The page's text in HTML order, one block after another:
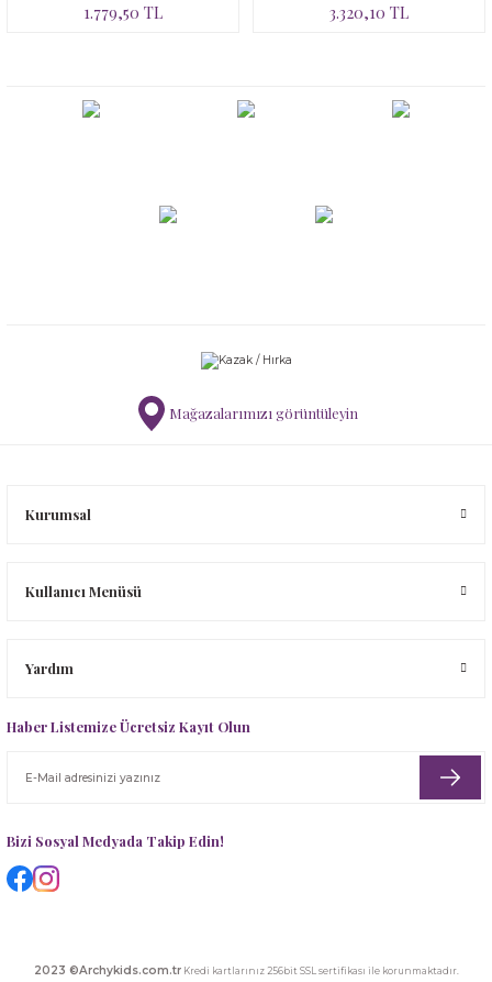
1.779,50 TL 3.320,10 TL
Mağazalarımızı görüntüleyin
Kurumsal
Kullanıcı Menüsü
Yardım
Haber Listemize Ücretsiz Kayıt Olun
Bizi Sosyal Medyada Takip Edin!
2023 ©Archykids.com.trKredi kartlarınız 256bit SSL sertifikası ile korunmaktadır.